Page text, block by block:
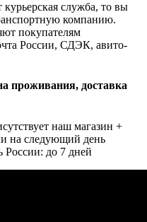
служба, то вы
компанию.
покупателям
России, СДЭК, авито-
проживания, доставка
наш магазин +
на следующий день
России: до 7 дней